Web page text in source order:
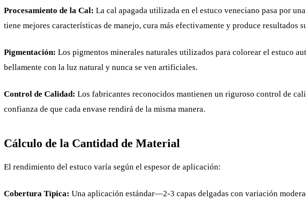
Procesamiento de la Cal: La cal apagada utilizada en el estuco veneciano pasa por
tiene mejores características de manejo, cura más efectivamente y produce
Pigmentación: Los pigmentos minerales naturales utilizados para colorear el estuco
bellamente con la luz natural y nunca se ven artificiales.
Control de Calidad: Los fabricantes reconocidos mantienen un riguroso control de
confianza de que cada envase rendirá de la misma manera.
Cálculo de la Cantidad de Material
El rendimiento del estuco varía según el espesor de aplicación:
Cobertura Típica: Una aplicación estándar—2-3 capas delgadas con variación